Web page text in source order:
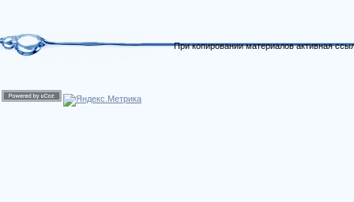
При копировании материалов активная